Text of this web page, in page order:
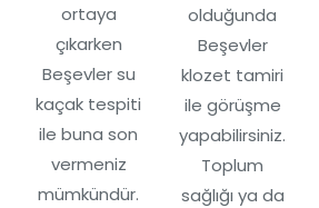
ortaya
çıkarken
Beşevler su
kaçak tespiti
ile buna son
vermeniz
mümkündür.
olduğunda
Beşevler
klozet tamiri
ile görüşme
yapabilirsiniz.
Toplum
sağlığı ya da